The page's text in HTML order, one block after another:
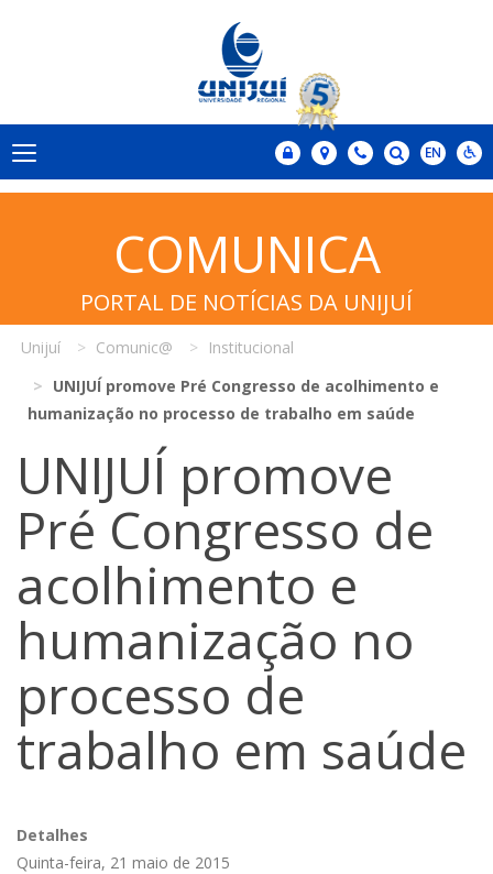
COMUNICA
PORTAL DE NOTÍCIAS DA UNIJUÍ
Unijuí Comunic@
Institucional
UNIJUÍ promove Pré Congresso de acolhimento e
humanização no processo de trabalho em saúde
UNIJUÍ promove
Pré Congresso de
acolhimento e
humanização no
processo de
trabalho em saúde
Detalhes
Quinta-feira, 21 maio de 2015